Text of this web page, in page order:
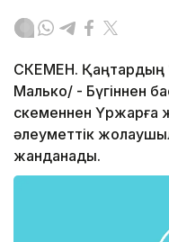
ӨСКЕМЕН. Қаңтардың
Малько/ - Бүгіннен
Өскеменнен
әлеуметтік
жанданады.